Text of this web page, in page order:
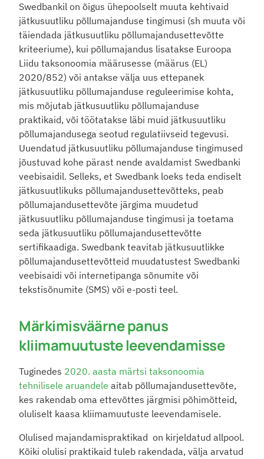
Swedbankil on õigus ühepoolselt muuta kehtivaid
jätkusuutliku põllumajanduse tingimusi (sh muuta või
täiendada jätkusuutliku põllumajandusettevõtte
kriteeriume), kui põllumajandus lisatakse Euroopa
Liidu taksonoomia määrusesse (määrus (EL)
2020/852) või antakse välja uus ettepanek
jätkusuutliku põllumajanduse reguleerimise kohta,
mis mõjutab jätkusuutliku põllumajanduse
praktikaid, või töötatakse läbi muid jätkusuutliku
põllumajandusega seotud regulatiivseid tegevusi.
Uuendatud jätkusuutliku põllumajanduse tingimused
jõustuvad kohe pärast nende avaldamist Swedbanki
veebisaidil. Selleks, et Swedbank loeks teda endiselt
jätkusuutlikuks põllumajandusettevõtteks, peab
põllumajandusettevõte järgima muudetud
jätkusuutliku põllumajanduse tingimusi ja toetama
seda jätkusuutliku põllumajandusettevõtte
sertifikaadiga. Swedbank teavitab jätkusuutlikke
põllumajandusettevõtteid muudatustest Swedbanki
veebisaidi või internetipanga sõnumite või
tekstisõnumite (SMS) või e-posti teel.
Märkimisväärne panus
kliimamuutuste leevendamisse
Tuginedes 2020. aasta märtsi taksonoomia
tehnilisele aruandele aitab põllumajandusettevõte,
kes rakendab oma ettevõttes järgmisi põhimõtteid,
oluliselt kaasa kliimamuutuste leevendamisele.
Olulised majandamispraktikad  on kirjeldatud allpool.
Kõiki olulisi praktikaid tuleb rakendada, välja arvatud